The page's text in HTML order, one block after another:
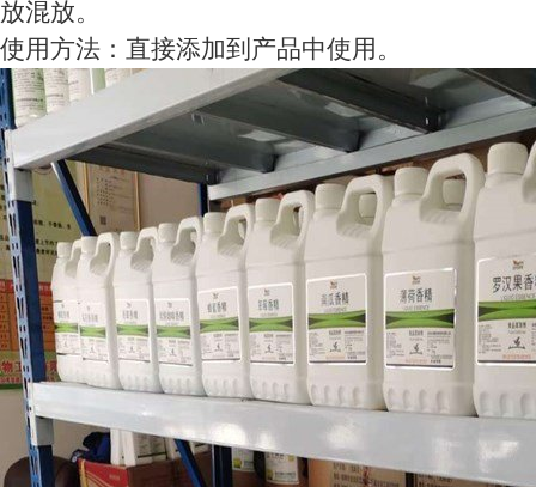
放混放。
使用方法：直接添加到产品中使用。